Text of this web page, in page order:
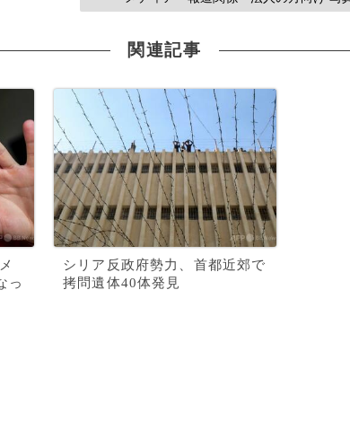
関連記事
っ
シリア反政府勢力、首都近郊で
拷問遺体40体発見